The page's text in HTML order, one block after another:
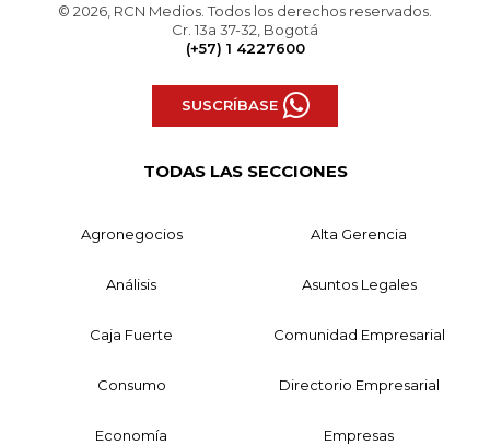
© 2026, RCN Medios. Todos los derechos reservados.
Cr. 13a 37-32, Bogotá
(+57) 1 4227600
SUSCRÍBASE
TODAS LAS SECCIONES
Agronegocios Alta Gerencia
Análisis Asuntos Legales
Caja Fuerte Comunidad Empresarial
Consumo Directorio Empresarial
Economía Empresas